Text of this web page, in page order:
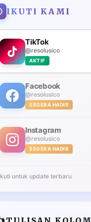
IKUTI KAMI
TikTok
@resolusico
AKTIF
Facebook
@resolusico
SEGERA HADIR
Instagram
@resolusico
SEGERA HADIR
untuk update terbaru